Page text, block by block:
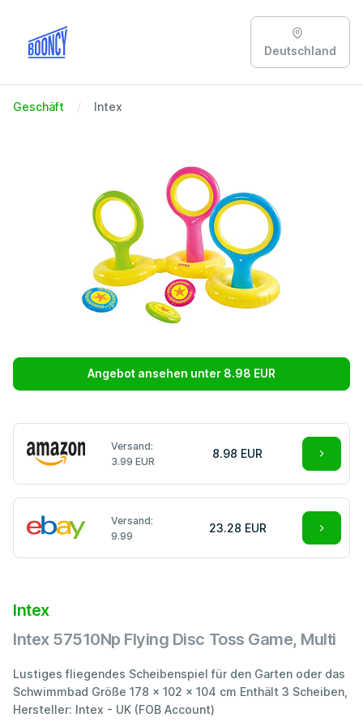
Deutschland
Geschäft Intex
Angebot ansehen unter 8.98 EUR
Versand:
3.99 EUR
8.98 EUR
Versand:
9.99
23.28 EUR
Intex
Intex 57510Np Flying Disc Toss Game, Multi
Lustiges fliegendes Scheibenspiel für den Garten oder das
Schwimmbad Größe 178 x 102 x 104 cm Enthält 3 Scheiben,
Hersteller: Intex - UK (FOB Account)